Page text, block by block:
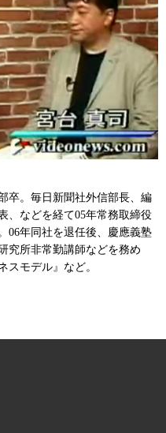
卒。毎日新聞社外信部長、編
、などを経て05年常務取締役
06年同社を退任後、慶應義塾
究所非常勤講師などを務め
モデル』など。